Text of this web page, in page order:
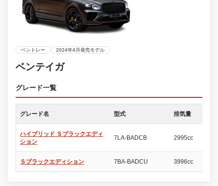
ベントレー 2024年4月発売モデル
ベンテイガ
グレード一覧
グレード名 型式 排気量
ハイブリッド Ｓブラックエディ
ション
7LA-BADCB 2995cc
Ｓブラックエディション 7BA-BADCU 3996cc